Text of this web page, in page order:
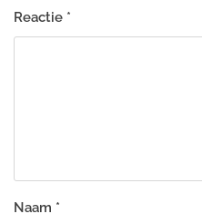
Reactie *
Naam *